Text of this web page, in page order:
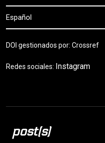
Español
DOI gestionados por: Crossref
Redes sociales: Instagram
post(s)